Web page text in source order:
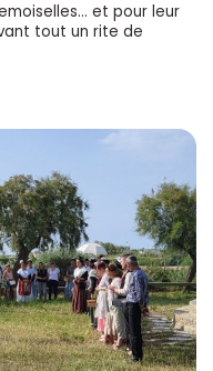
et pour leur
tout un rite de